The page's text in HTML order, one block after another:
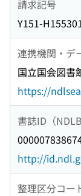
請求記号
Y151-
連携機関・デ
国立国会図書
https://
書誌ID（
http://
整理区分コー